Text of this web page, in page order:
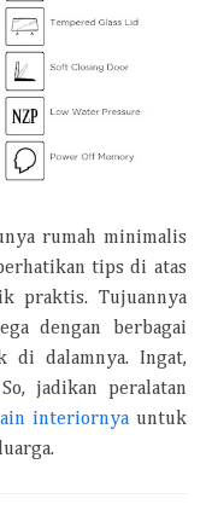
rumah minimalis
tips di atas
praktis. Tujuannya
dengan berbagai
di dalamnya.Ingat,
jadikan peralatan
interiornya untuk